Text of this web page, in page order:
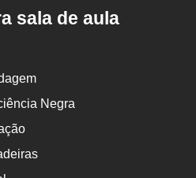
sala de aula
Negra